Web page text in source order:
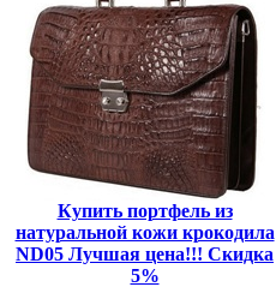
Купить портфель из
натуральной кожи крокодила
ND05 Лучшая цена!!! Скидка
5%